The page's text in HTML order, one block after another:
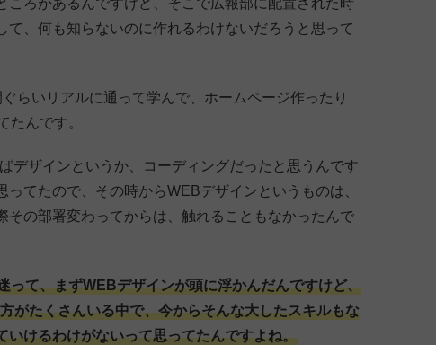
、何も知らないのに作れるわけないだろうと思って
らいリアルに通って学んで、ホームページ作ったり
たんです。
デザインというか、コーディングだったと思うんです
てたので、その時からWEBデザインというものは、
の部署変わってからは、触れることもなかったんで
って、まずWEBデザインが頭に浮かんだんですけど、
がたくさんいる中で、今からそんな大したスキルもな
けるわけがないって思ってたんですよね。